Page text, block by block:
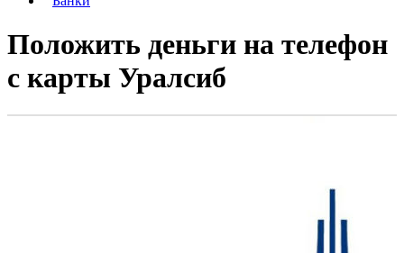
Положить деньги на телефон
с карты Уралсиб